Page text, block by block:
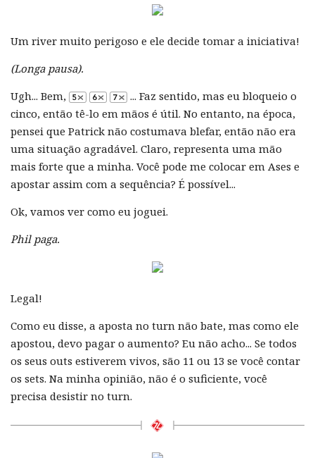
Um river muito perigoso e ele decide tomar a iniciativa!
(Longa pausa).
Ugh... Bem,
... Faz sentido, mas eu bloqueio o
cinco, então tê-lo em mãos é útil. No entanto, na época,
pensei que Patrick não costumava blefar, então não era
uma situação agradável. Claro, representa uma mão
mais forte que a minha. Você pode me colocar em Ases e
apostar assim com a sequência? É possível...
Ok, vamos ver como eu joguei.
Phil paga.
Legal!
Como eu disse, a aposta no turn não bate, mas como ele
apostou, devo pagar o aumento? Eu não acho... Se todos
os seus outs estiverem vivos, são 11 ou 13 se você contar
os sets. Na minha opinião, não é o suficiente, você
precisa desistir no turn.